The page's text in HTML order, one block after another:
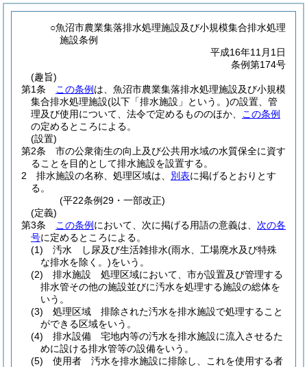
○魚沼市農業集落排水処理施設及び小規模集合排水処理
施設条例
平成16年11月1日
条例第174号
(趣旨)
第1条
この条例 は、魚沼市農業集落排水処理施設及び小規模
集合排水処理施設(以下「排水施設」という。)の設置、管
理及び使用について、法令で定めるもののほか、
この条例
の定めるところによる。
(設置)
第2条
市の公衆衛生の向上及び公共用水域の水質保全に資す
ることを目的として排水施設を設置する。
2
排水施設の名称、処理区域は、 別表に掲げるとおりとす
る。
(平22条例29・一部改正)
(定義)
第3条
この条例 において、次に掲げる用語の意義は、 次の各
号に定めるところによる。
(1)
汚水 し尿及び生活雑排水(雨水、工場廃水及び特殊
な排水を除く。)をいう。
(2)
排水施設 処理区域において、市が設置及び管理する
排水管その他の施設並びに汚水を処理する施設の総体を
いう。
(3)
処理区域 排除された汚水を排水施設で処理すること
ができる区域をいう。
(4)
排水設備 宅地内等の汚水を排水施設に流入させるた
めに設ける排水管等の設備をいう。
(5)
使用者 汚水を排水施設に排除し、これを使用する者